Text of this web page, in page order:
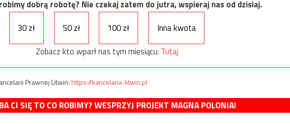
dobrą robotę? Nie czekaj zatem do jutra, wspieraj nas od dzisiaj.
30 zł
50 zł 100 zł
Inna kwota
Zobacz kto wparł nas tym miesiącu: Tutaj
Prawnej Litwin:https://kancelaria-litwin.pl
CI SIĘ TO CO ROBIMY? WESPRZYJ PROJEKT MAGNA POLONIA!